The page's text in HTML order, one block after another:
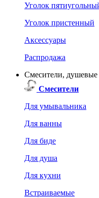
Уголок
Уголок пристенный
Аксессуары
Распродажа
Смесители, душевые
Смесители
Для умывальника
Для ванны
Для биде
Для душа
Для кухни
Встраиваемые